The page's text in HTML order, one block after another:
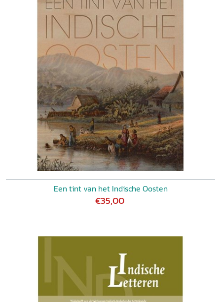
Een tint van het Indische Oosten
€35,00